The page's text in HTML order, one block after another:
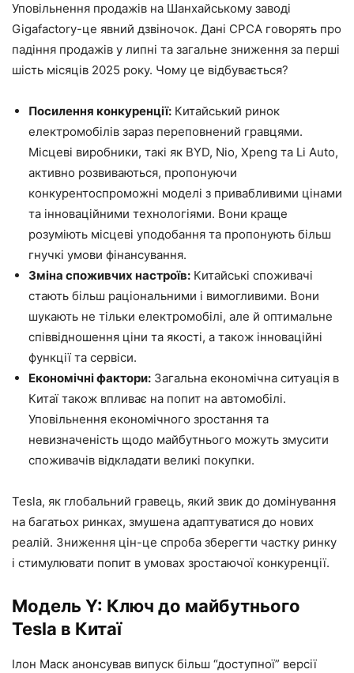
Уповільнення продажів на Шанхайському заводі
Gigafactory-це явний дзвіночок. Дані CPCA говорять про
падіння продажів у липні та загальне зниження за перші
шість місяців 2025 року. Чому це відбувається?
Посилення конкуренції: Китайський ринок
електромобілів зараз переповнений гравцями.
Місцеві виробники, такі як BYD, Nio, Xpeng та Li Auto,
активно розвиваються, пропонуючи
конкурентоспроможні моделі з привабливими цінами
та інноваційними технологіями. Вони краще
розуміють місцеві уподобання та пропонують більш
гнучкі умови фінансування.
Зміна споживчих настроїв: Китайські споживачі
стають більш раціональними і вимогливими. Вони
шукають не тільки електромобілі, але й оптимальне
співвідношення ціни та якості, а також інноваційні
функції та сервіси.
Економічні фактори: Загальна економічна ситуація в
Китаї також впливає на попит на автомобілі.
Уповільнення економічного зростання та
невизначеність щодо майбутнього можуть змусити
споживачів відкладати великі покупки.
Tesla, як глобальний гравець, який звик до домінування
на багатьох ринках, змушена адаптуватися до нових
реалій. Зниження цін-це спроба зберегти частку ринку
і стимулювати попит в умовах зростаючої конкуренції.
Модель Y: Ключ до майбутнього
Tesla в Китаї
Ілон Маск анонсував випуск більш “доступної” версії